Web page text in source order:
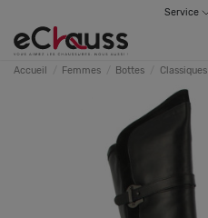
Service
Accueil Femmes Bottes Classiques